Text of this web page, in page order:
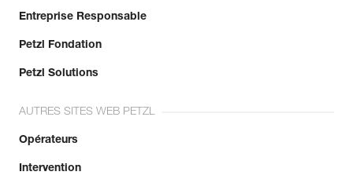
Entreprise Responsable
Petzl Fondation
Petzl Solutions
AUTRES SITES WEB PETZL
Opérateurs
Intervention